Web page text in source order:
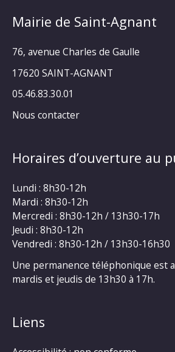
Mairie de Saint-Agnant
76, avenue Charles de Gaulle
17620 SAINT-AGNANT
05.46.83.30.01
Nous contacter
Horaires d’ouverture au
Lundi : 8h30-12h
Mardi : 8h30-12h
Mercredi : 8h30-12h / 13h30-17h
Jeudi : 8h30-12h
Vendredi : 8h30-12h / 13h30-16h30
Une permanence téléphonique est
mardis et jeudis de 13h30 à 17h.
Liens